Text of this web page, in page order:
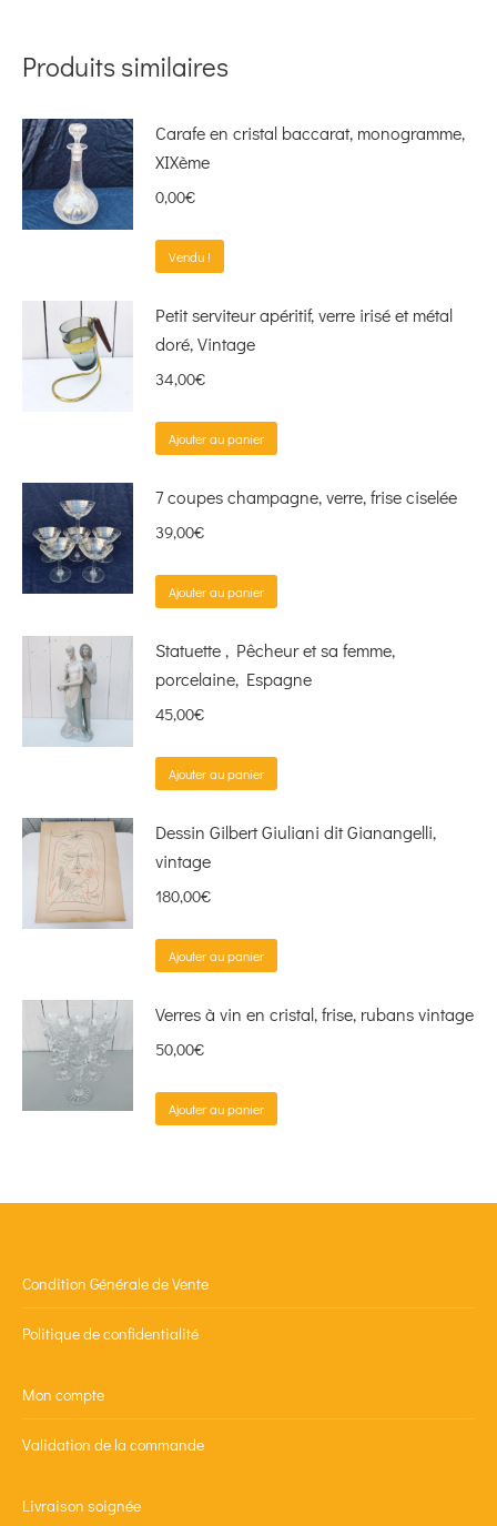
Produits similaires
Carafe en cristal baccarat, monogramme,
XIXème
0,00€
Vendu !
Petit serviteur apéritif, verre irisé et métal
doré, Vintage
34,00€
Ajouter au panier
7 coupes champagne, verre, frise ciselée
39,00€
Ajouter au panier
Statuette , Pêcheur et sa femme,
porcelaine, Espagne
45,00€
Ajouter au panier
Dessin Gilbert Giuliani dit Gianangelli,
vintage
180,00€
Ajouter au panier
Verres à vin en cristal, frise, rubans vintage
50,00€
Ajouter au panier
Condition Générale de Vente
Politique de confidentialité
Mon compte
Validation de la commande
Livraison soignée